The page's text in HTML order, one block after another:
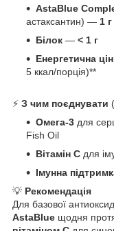
AstaBlue
астаксантин) — 1 г
Білок — < 1 г
Енергетична
5 ккал/порція)**
⚡ З чим поєднувати
Омега-3 для
Fish Oil
Вітамін C для
Імунна
💡 Рекомендація
Для базової
AstaBlue щодня